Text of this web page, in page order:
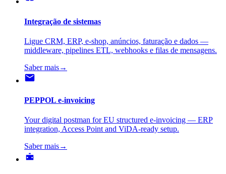
Integração de sistemas
Ligue CRM, ERP, e-shop, anúncios, faturação e dados —
middleware, pipelines ETL, webhooks e filas de mensagens.
Saber mais→
PEPPOL e-invoicing
Your digital postman for EU structured e-invoicing — ERP
integration, Access Point and ViDA-ready setup.
Saber mais→